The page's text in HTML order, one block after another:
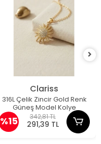
Clariss
316L Çelik Zincir Gold Renk
Güneş Model Kolye
%15 342,81 TL
291,39 TL